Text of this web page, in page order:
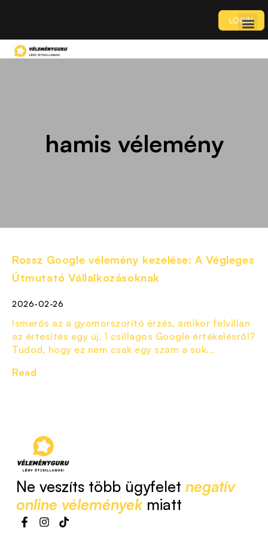
LOGIN
hamis vélemény
Rossz Google vélemény kezelése: A Végleges
Útmutató Vállalkozásoknak
2026-02-26
Ismerős az a gyomorszorító érzés, amikor felvillan
az értesítés egy új, 1 csillagos Google értékelésről?
Tudod, hogy ez nem csak egy szám a sok...
Read
Ne veszíts több ügyfelet negatív
online véleményekmiatt